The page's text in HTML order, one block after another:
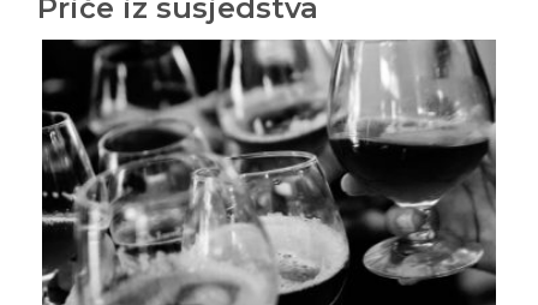
Priče iz susjedstva